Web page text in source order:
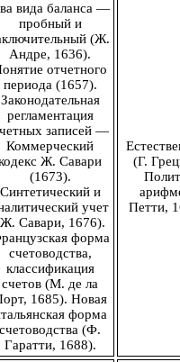
вида баланса —
пробный и
(Ж.
Андре, 1636).
отчетного
периода (1657).
Законодательная
регламентация
записей —
Коммерческий
Ж. Савари
(1673).
Синтетический и
учет
Савари, 1676).
форма
счетоводства,
классификация
счетов (М. де ла
1685). Новая
форма
счетоводства (Ф.
Гаратти, 1688).
(Г.
Петти,